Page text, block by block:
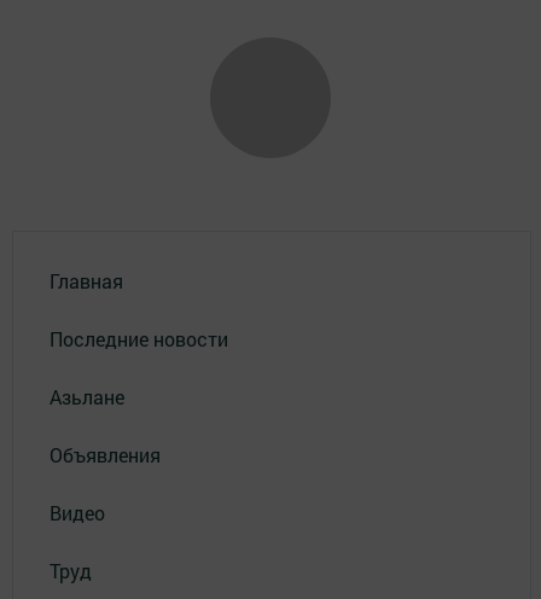
Главная
Последние новости
Азьлане
Объявления
Видео
Труд